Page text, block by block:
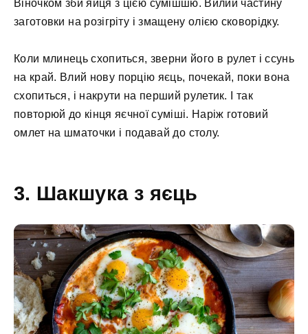
Віночком зби яйця з цією сумішшю. Вилий частину
заготовки на розігріту і змащену олією сковорідку.
Коли млинець схопиться, зверни його в рулет і ссунь
на край. Влий нову порцію яєць, почекай, поки вона
схопиться, і накрути на перший рулетик. І так
повторюй до кінця яєчної суміші. Наріж готовий
омлет на шматочки і подавай до столу.
3. Шакшука з яєць